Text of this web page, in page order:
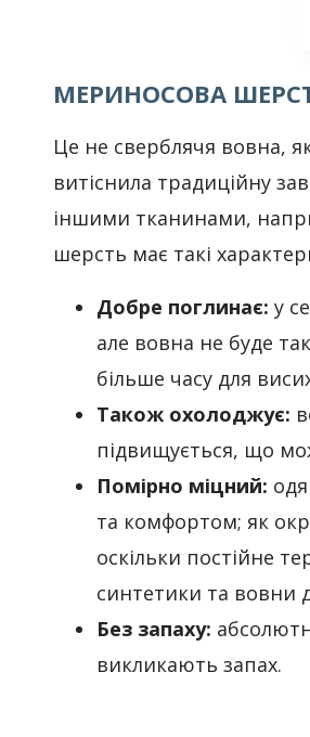
МЕРИНОСОВА
Це не сверблячя вовна,
витіснила традиційну
іншими тканинами,
шерсть має такі
Добре поглинає: у
але вовна не буде
більше часу для
Також охолоджує:
підвищується, що
Помірно міцний:
та комфортом; як
оскільки постійне
синтетики та вовни
Без запаху:
викликають запах.